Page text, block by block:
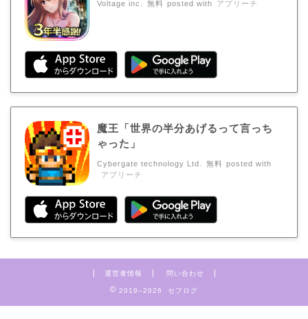
Voltage inc. 無料 posted with アプリーチ
魔王「世界の半分あげるって言っち
ゃった」
Cybergate technology Ltd. 無料 posted with
アプリーチ
運営者情報 問い合わせ
2019–2026 セフログ